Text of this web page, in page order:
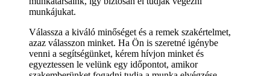
munkájukat.
Válassza a kiváló minőséget és a remek szakértelmet,
azaz válasszon minket. Ha Ön is szeretné igénybe
venni a segítségünket, kérem hívjon minket és
egyeztessen le velünk egy időpontot, amikor